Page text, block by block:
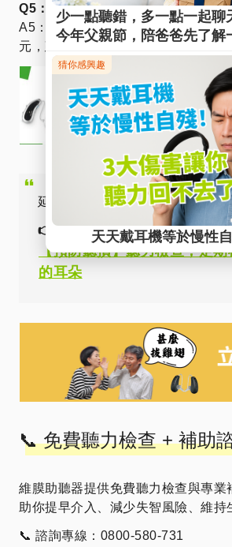
Q5：跨傳式助聽器有政府補助嗎？
A5：部分單側聽損者符合補助資格
元，建議向合格助聽器中心確認。
延伸閱讀
👉
【預防聽損】聽力檢查，定
的耳朵
📞 免費聽力檢查 + 補助
維膜助聽器提供免費聽力檢查與專業
助你提早介入、減少失智風險、維持
📞 諮詢專線：0800-580-731